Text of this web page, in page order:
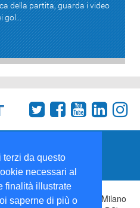
terzi da questo
necessari al
finalità illustrate
saperne di più o
della partita, guarda i video
gol...
Via Palmanova 8 20132 Milano